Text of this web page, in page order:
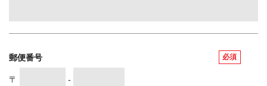
郵便番号 必須
〒 -